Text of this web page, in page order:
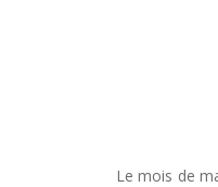
Le mois de